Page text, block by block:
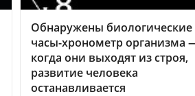
Обнаружены биологические
часы-хронометр организма
когда они выходят из строя,
развитие человека
останавливается